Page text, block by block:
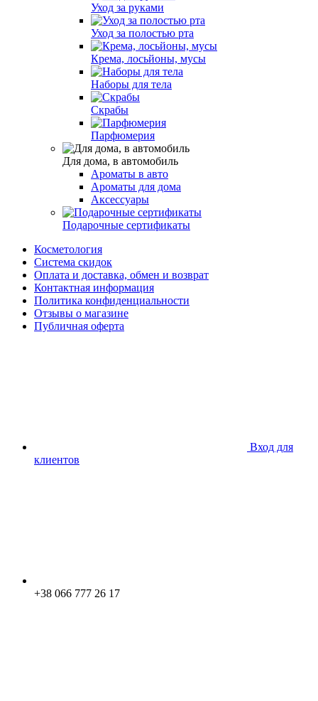
Уход за руками
Уход за полостью рта
Крема, лосьйоны, мусы
Наборы для тела
Скрабы
Парфюмерия
Для дома, в автомобиль
Ароматы в авто
Ароматы для дома
Аксессуары
Подарочные сертификаты
Косметология
Система скидок
Оплата и доставка, обмен и возврат
Контактная информация
Политика конфиденциальности
Отзывы о магазине
Публичная оферта
Вход для
клиентов
+38 066 777 26 17